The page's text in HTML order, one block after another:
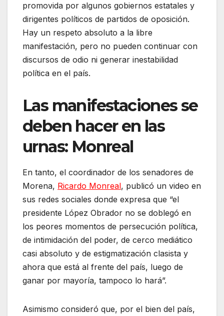
promovida por algunos gobiernos estatales y
dirigentes políticos de partidos de oposición.
Hay un respeto absoluto a la libre
manifestación, pero no pueden continuar con
discursos de odio ni generar inestabilidad
política en el país.
Las manifestaciones se
deben hacer en las
urnas: Monreal
En tanto, el coordinador de los senadores de
Morena, Ricardo Monreal, publicó un video en
sus redes sociales donde expresa que “el
presidente López Obrador no se doblegó en
los peores momentos de persecución política,
de intimidación del poder, de cerco mediático
casi absoluto y de estigmatización clasista y
ahora que está al frente del país, luego de
ganar por mayoría, tampoco lo hará”.
Asimismo consideró que, por el bien del país,